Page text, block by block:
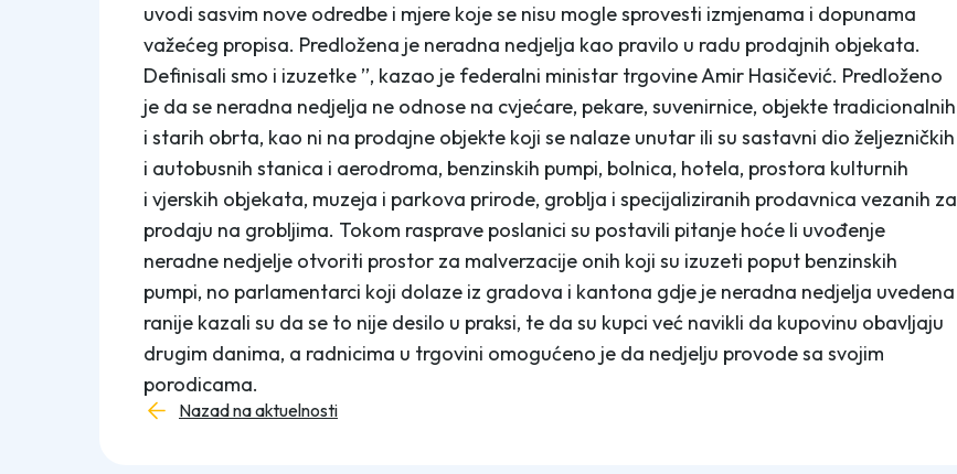
uvodi sasvim nove odredbe i mjere koje se nisu mogle sprovesti izmjenama i dopunama
važećeg propisa. Predložena je neradna nedjelja kao pravilo u radu prodajnih objekata.
Definisali smo i izuzetke ’’, kazao je federalni ministar trgovine Amir Hasičević. Predloženo
je da se neradna nedjelja ne odnose na cvjećare, pekare, suvenirnice, objekte tradicionalnih
i starih obrta, kao ni na prodajne objekte koji se nalaze unutar ili su sastavni dio željezničkih
i autobusnih stanica i aerodroma, benzinskih pumpi, bolnica, hotela, prostora kulturnih
i vjerskih objekata, muzeja i parkova prirode, groblja i specijaliziranih prodavnica vezanih za
prodaju na grobljima. Tokom rasprave poslanici su postavili pitanje hoće li uvođenje
neradne nedjelje otvoriti prostor za malverzacije onih koji su izuzeti poput benzinskih
pumpi, no parlamentarci koji dolaze iz gradova i kantona gdje je neradna nedjelja uvedena
ranije kazali su da se to nije desilo u praksi, te da su kupci već navikli da kupovinu obavljaju
drugim danima, a radnicima u trgovini omogućeno je da nedjelju provode sa svojim
porodicama.
Nazad na aktuelnosti